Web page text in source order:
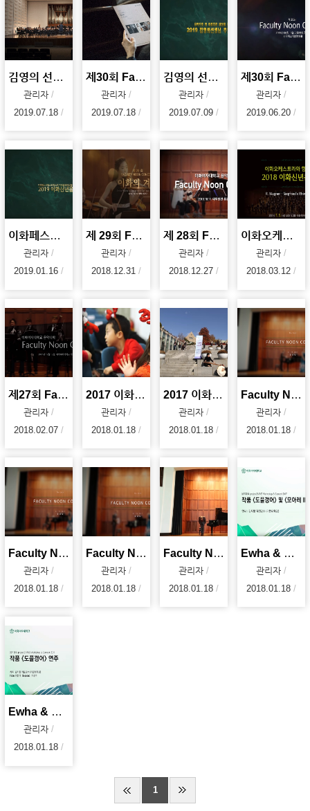
김영의 선생님 추모 음악회 (김영의, 음악으로 참 아름다운 세상을 꿈꾸다)
관리자
2019.07.18
제30회 Faculty Noon Concert
관리자
2019.07.18
김영의 선생님 추모 음악회 (김영의, 음악으로 참 아름다운 세상을 꿈꾸다)
관리자
2019.07.09
제30회 Faculty Noon Concert : 한낮의 탱고
관리자
2019.06.20
이화페스티벌스트링스와 이화발레앙상블이 함께하는 2019 이화신년음악회
관리자
2019.01.16
제 29회 Faculty Noon Concert : 이화의 겨울
관리자
2018.12.31
제 28회 Faculty Noon Concert : 가을의 슈베르트
관리자
2018.12.27
이화오케스트라와 함께하는 2018 이화신년음악회(2018.01.05)
관리자
2018.03.12
제27회 Facutly Noon Concert : 현대음악 앙상블 <소리>
관리자
2018.02.07
2017 이화가족성탄예배
관리자
2018.01.18
2017 이화벗버스킹
관리자
2018.01.18
Faculty Noon Concert - 아리아리랑 (2017. 10.19)
관리자
2018.01.18
Faculty Noon Concert - Italian Street Song (2017.
관리자
2018.01.18
Faculty Noon Concert - Dicitencello Vuie (2017. 10
관리자
2018.01.18
Faculty Noon Concert - Sonata C Major KV.545 (2017
관리자
2018.01.18
Ewha & Project21AND Workshop Concert 2017 - 김지향 교수
관리자
2018.01.18
Ewha & Project21AND Workshop Concert 2017 - 작품 &ap
관리자
2018.01.18
1